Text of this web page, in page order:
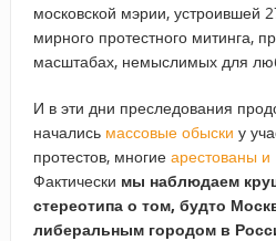
московской мэрии, устроившей
мирного протестного митинга,
масштабах, немыслимых для
И в эти дни преследования
начались массовые обыски у
протестов, многие арестованы
Фактически мы наблюдаем
стереотипа о том, будто
либеральным городом в